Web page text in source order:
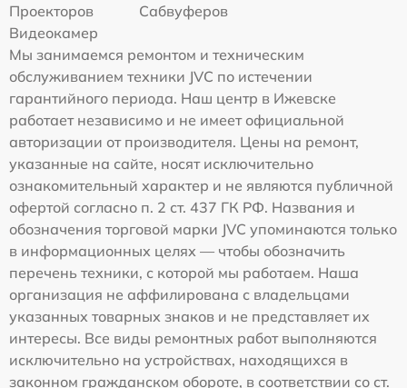
Проекторов
Сабвуферов
Видеокамер
Мы занимаемся ремонтом и техническим
обслуживанием техники JVC по истечении
гарантийного периода. Наш центр в Ижевске
работает независимо и не имеет официальной
авторизации от производителя. Цены на ремонт,
указанные на сайте, носят исключительно
ознакомительный характер и не являются публичной
офертой согласно п. 2 ст. 437 ГК РФ. Названия и
обозначения торговой марки JVC упоминаются только
в информационных целях — чтобы обозначить
перечень техники, с которой мы работаем. Наша
организация не аффилирована с владельцами
указанных товарных знаков и не представляет их
интересы. Все виды ремонтных работ выполняются
исключительно на устройствах, находящихся в
законном гражданском обороте, в соответствии со ст.